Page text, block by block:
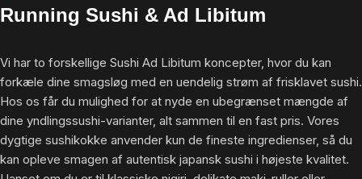
Running Sushi & Ad Libitum
Vi har to forskellige Sushi Ad Libitum koncepter, hvor du kan
forkæle dine smagsløg med en uendelig strøm af frisklavet sushi.
Hos os får du mulighed for at nyde en ubegrænset mængde af
dine yndlingssushi-varianter, alt sammen til en fast pris. Vores
dygtige sushikokke anvender kun de fineste ingredienser, så du
kan opleve smagen af autentisk japansk sushi i højeste kvalitet.